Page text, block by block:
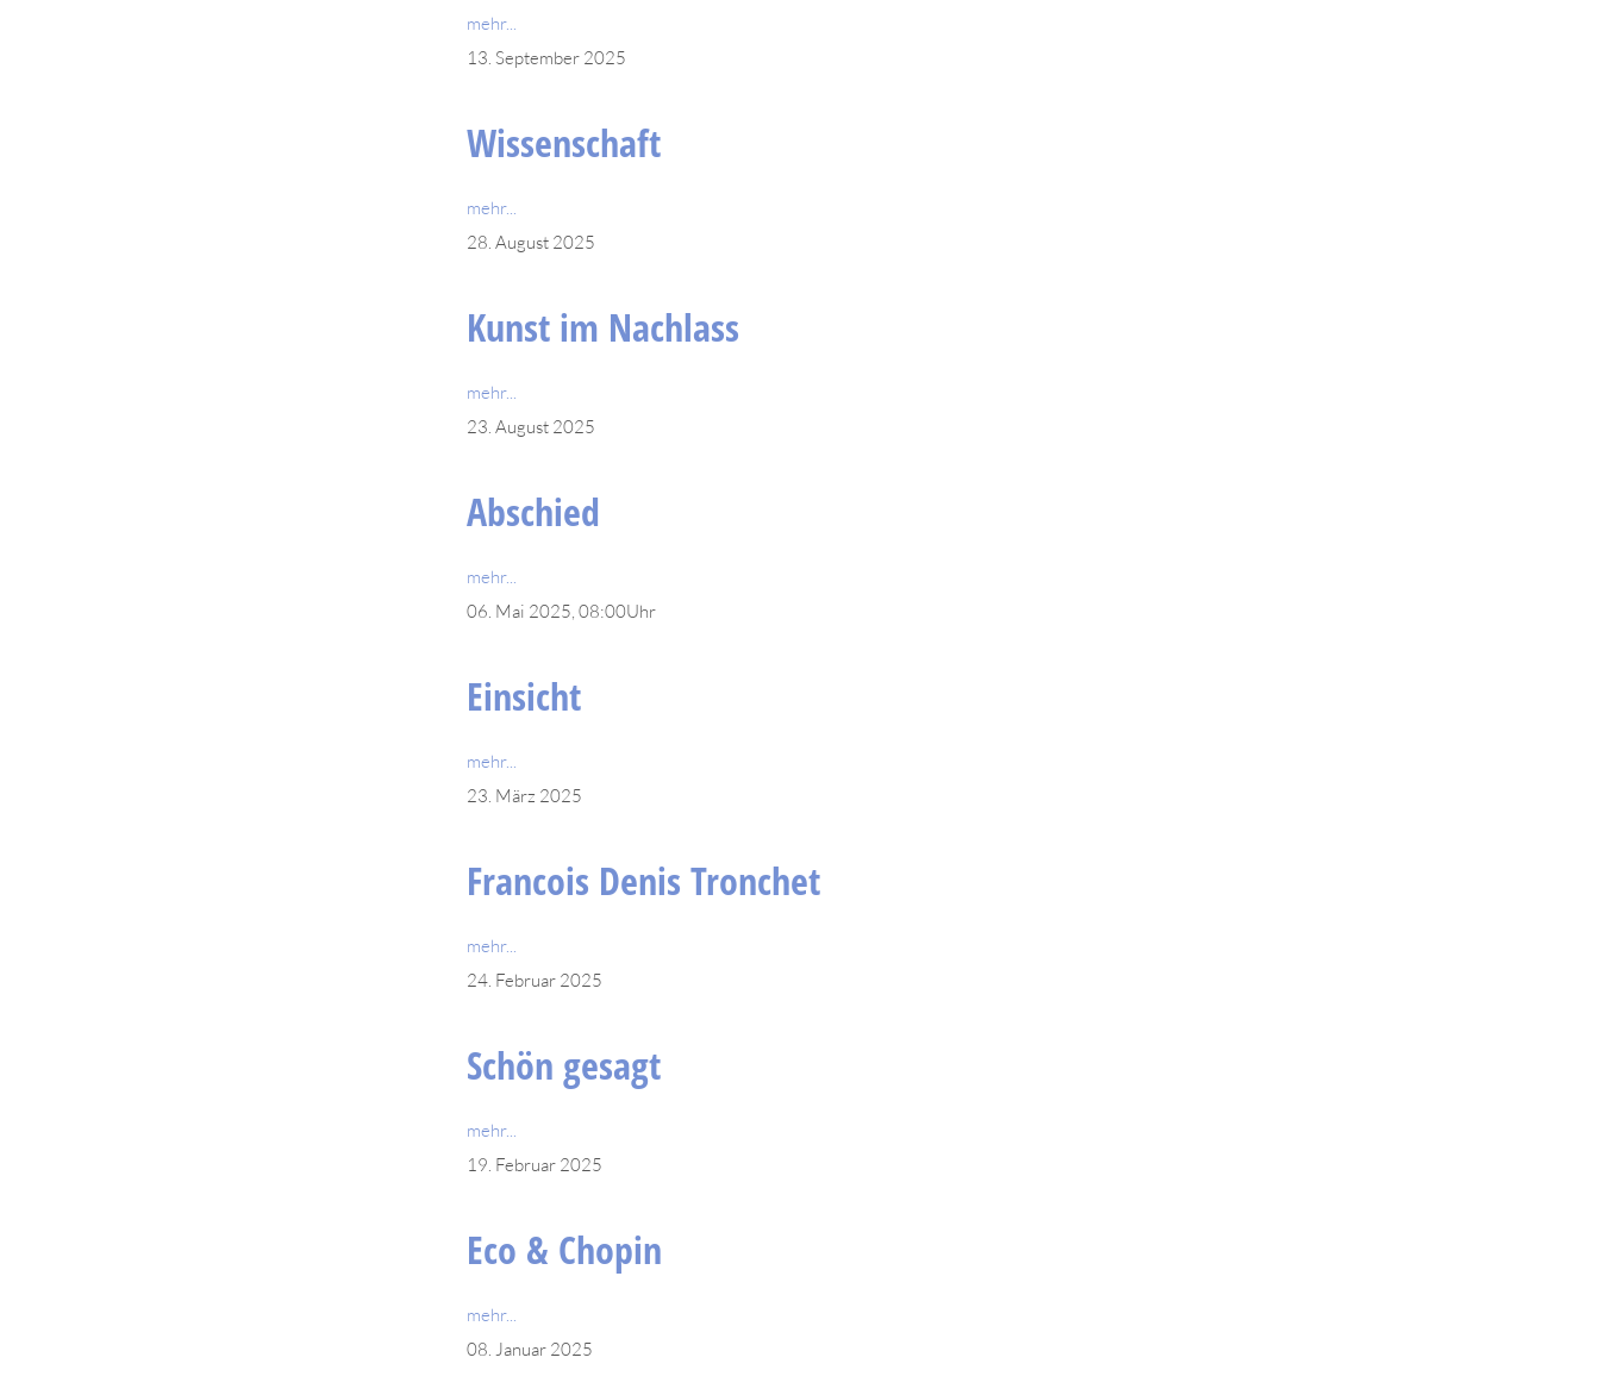
mehr...
13. September 2025
Wissenschaft
mehr...
28. August 2025
Kunst im Nachlass
mehr...
23. August 2025
Abschied
mehr...
06. Mai 2025, 08:00Uhr
Einsicht
mehr...
23. März 2025
Francois Denis Tronchet
mehr...
24. Februar 2025
Schön gesagt
mehr...
19. Februar 2025
Eco & Chopin
mehr...
08. Januar 2025